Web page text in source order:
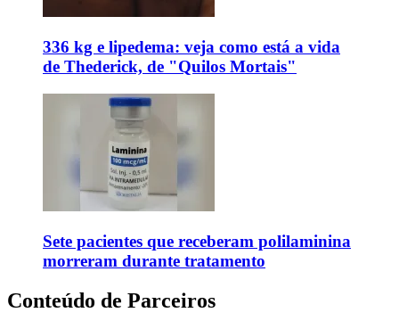
336 kg e lipedema: veja como está a vida
de Thederick, de "Quilos Mortais"
Sete pacientes que receberam polilaminina
morreram durante tratamento
Conteúdo de Parceiros